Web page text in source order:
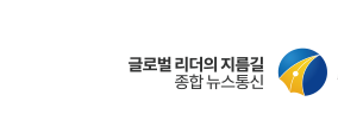
미 연준 매파
[종합] 이슬